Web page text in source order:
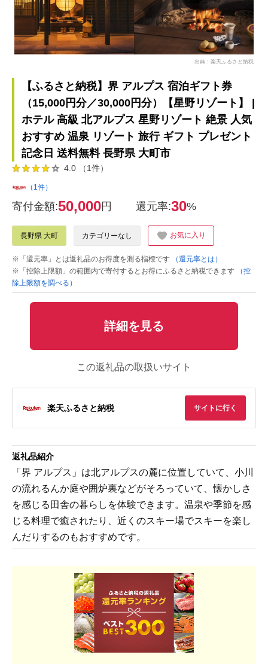
出典：楽天ふるさと納税
【ふるさと納税】界 アルプス 宿泊ギフト券
（15,000円分／30,000円分）【星野リゾート】 |
ホテル 高級 北アルプス 星野リゾート 絶景 人気
おすすめ 温泉 リゾート 旅行 ギフト プレゼント
記念日 送料無料 長野県 大町市
4.0 （1件）
（1件）
寄付金額:50,000円 還元率:30%
長野県 大町 カテゴリーなし お気に入り
※「還元率」とは返礼品のお得度を測る指標です
（還元率とは）
※「控除上限額」の範囲内で寄付するとお得にふるさと納税できます
（控
除上限額を調べる）
詳細を見る
この返礼品の取扱いサイト
楽天ふるさと納税 サイトに行く
返礼品紹介
「界 アルプス」は北アルプスの麓に位置していて、小川
の流れるんか庭や囲炉裏などがそろっていて、懐かしさ
を感じる田舎の暮らしを体験できます。温泉や季節を感
じる料理で癒されたり、近くのスキー場でスキーを楽し
んだりするのもおすすめです。